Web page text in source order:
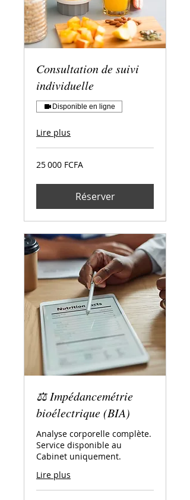
Consultation de suivi
individuelle
Disponible en ligne
Lire plus
25 000
francs
25 000 FCFA
Réserver
⚖️ Impédancemétrie
bioélectrique (BIA)
Analyse corporelle complète.
Service disponible au
Cabinet uniquement.
Lire plus